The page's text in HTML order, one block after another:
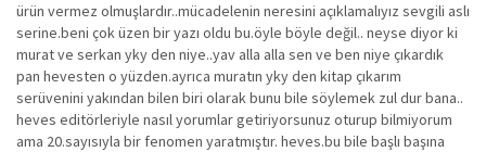
ürün vermez olmuşlardır..mücadelenin neresini açıklamalıyız sevgili aslı
serine.beni çok üzen bir yazı oldu bu.öyle böyle değil.. neyse diyor ki
murat ve serkan yky den niye..yav alla alla sen ve ben niye çıkardık
pan hevesten o yüzden.ayrıca muratın yky den kitap çıkarım
serüvenini yakından bilen biri olarak bunu bile söylemek zul dur bana..
heves editörleriyle nasıl yorumlar getiriyorsunuz oturup bilmiyorum
ama 20.sayısıyla bir fenomen yaratmıştır. heves.bu bile başlı başına